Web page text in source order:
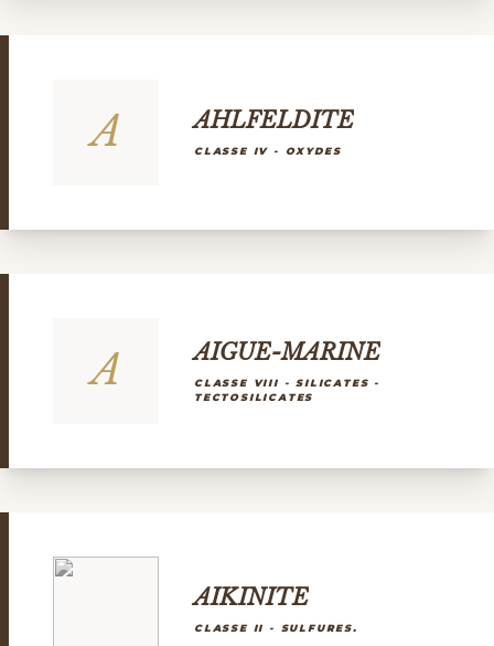
A AHLFELDITE
CLASSE IV - OXYDES
A AIGUE-MARINE
CLASSE VIII - SILICATES -
TECTOSILICATES
AIKINITE
CLASSE II - SULFURES.